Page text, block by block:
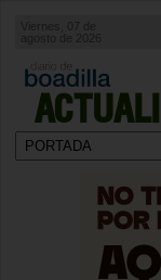
agosto de 2026